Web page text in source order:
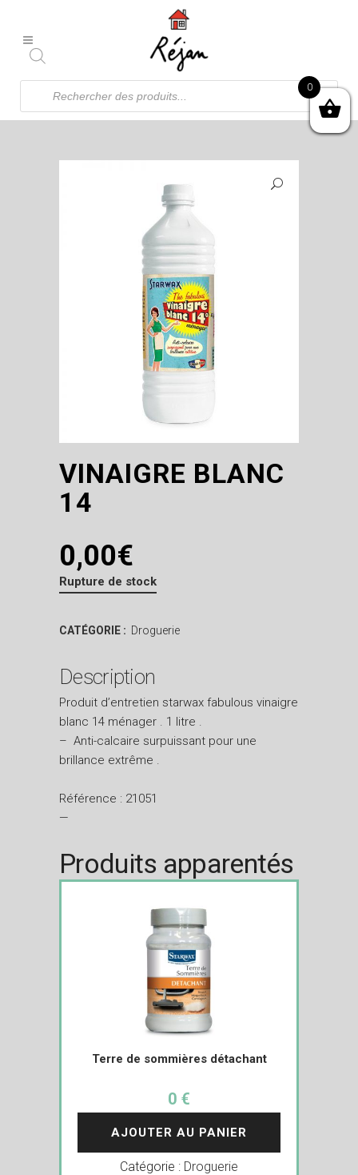
Recherche
produits
VINAIGRE BLANC
14
0,00€
Rupture de stock
CATÉGORIE : Droguerie
Description
Produit d’entretien starwax fabulous vinaigre
blanc 14 ménager . 1 litre .
– Anti-calcaire surpuissant pour une
brillance extrême .
Référence : 21051
—
Produits apparentés
Terre de sommières détachant
0 €
AJOUTER AU PANIER
Catégorie : Droguerie
0